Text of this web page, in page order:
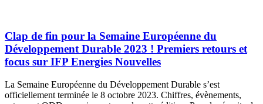
Clap de fin pour la Semaine Européenne du
Développement Durable 2023 ! Premiers retours et
focus sur IFP Energies Nouvelles
La Semaine Européenne du Développement Durable s’est
officiellement terminée le 8 octobre 2023. Chiffres, évènements,